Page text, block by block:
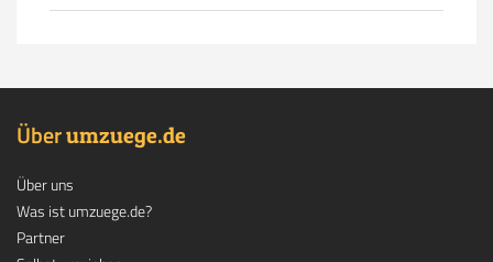
Überumzuege.de
Über uns
Was ist umzuege.de?
Partner